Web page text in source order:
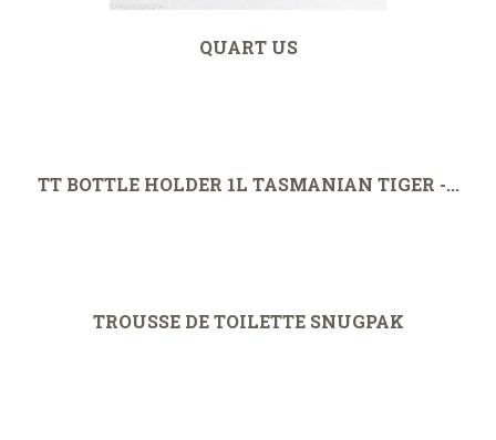
QUART US
TT BOTTLE HOLDER 1L TASMANIAN TIGER -...
TROUSSE DE TOILETTE SNUGPAK